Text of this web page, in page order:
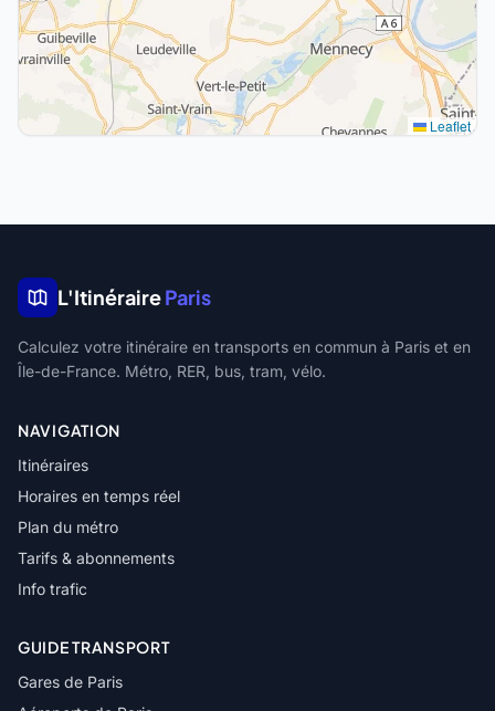
Leaflet
L'ItinéraireParis
Calculez votre itinéraire en transports en commun à Paris et en
Île-de-France. Métro, RER, bus, tram, vélo.
NAVIGATION
Itinéraires
Horaires en temps réel
Plan du métro
Tarifs & abonnements
Info trafic
GUIDE TRANSPORT
Gares de Paris